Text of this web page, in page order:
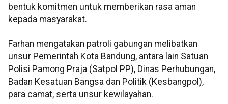
bentuk komitmen untuk memberikan rasa aman
kepada masyarakat.
Farhan mengatakan patroli gabungan melibatkan
unsur Pemerintah Kota Bandung, antara lain Satuan
Polisi Pamong Praja (Satpol PP), Dinas Perhubungan,
Badan Kesatuan Bangsa dan Politik (Kesbangpol),
para camat, serta unsur kewilayahan.